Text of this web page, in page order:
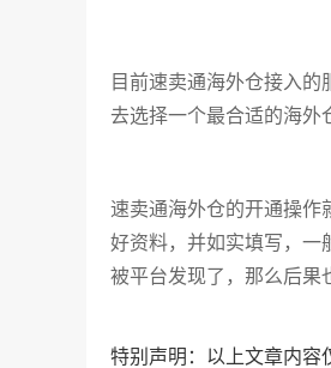
目前速卖通海外仓接入
去选择一个最合适的海外
速卖通海外仓的开通操作
好资料，并如实填写，一
被平台发现了，那么后果
特别声明：以上文章内容